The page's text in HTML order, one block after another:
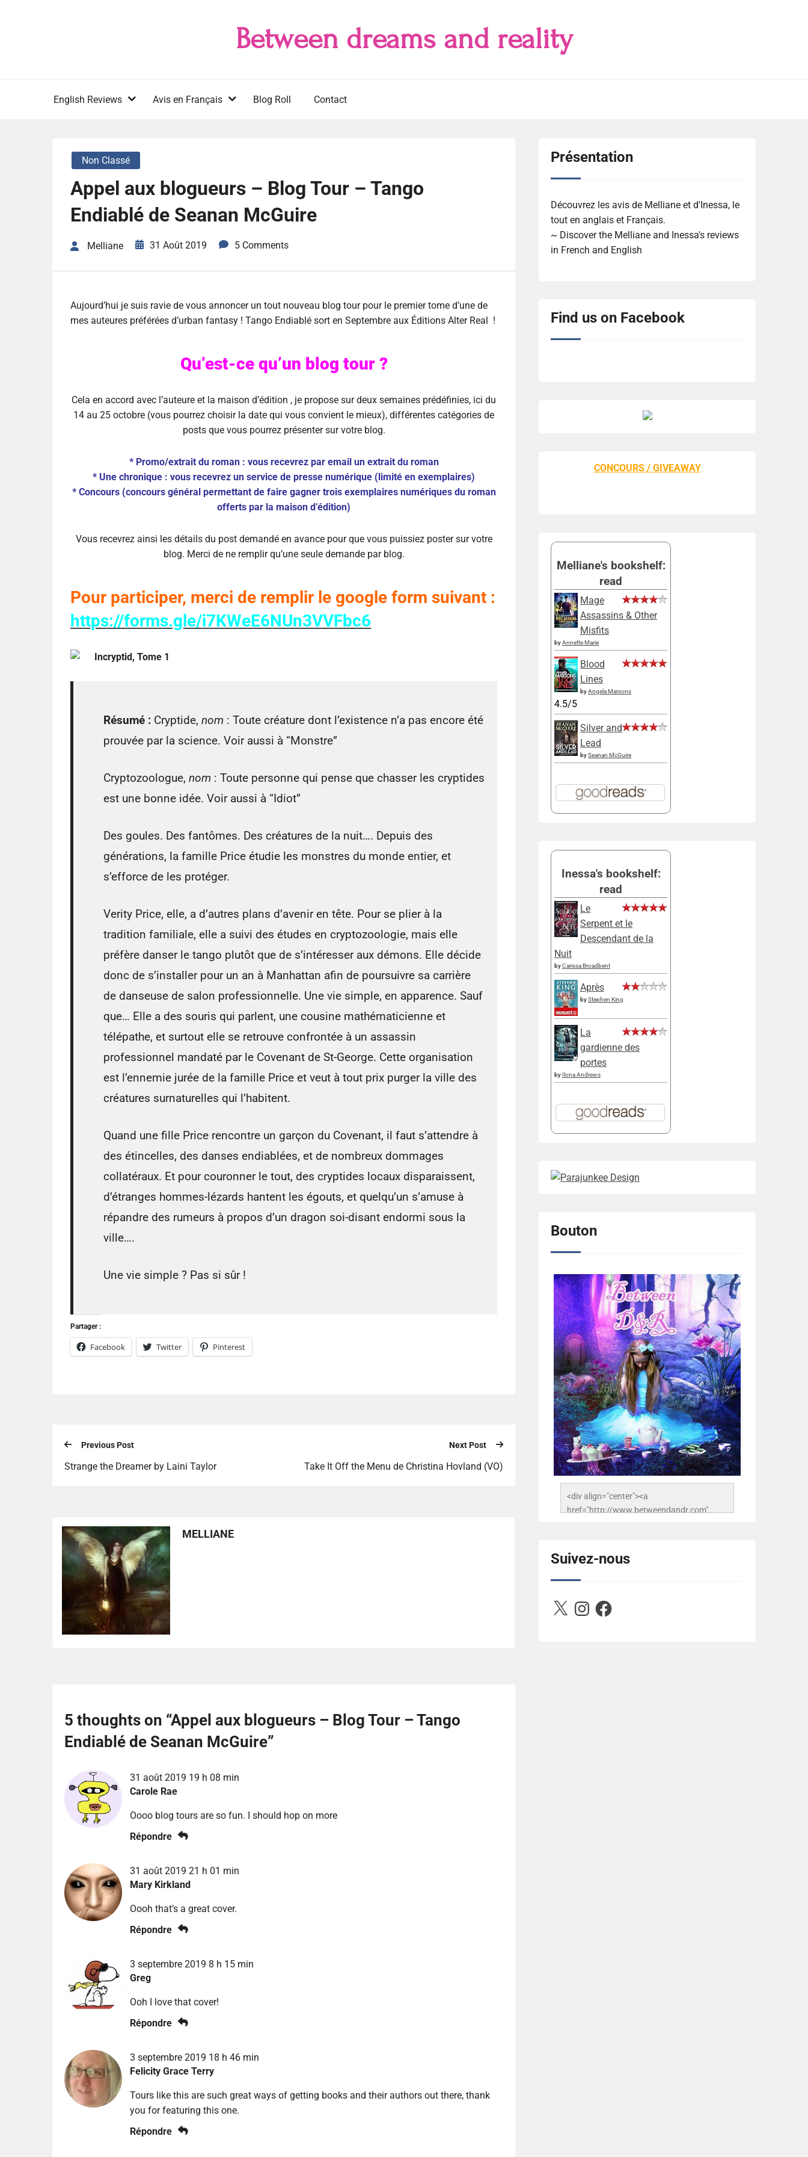
Between dreams and reality
English Reviews Avis en Français Blog Roll Contact
Non Classé
Appel aux blogueurs – Blog Tour – Tango
Endiablé de Seanan McGuire
Melliane 31 Août 2019 5 Comments
Aujourd’hui je suis ravie de vous annoncer un tout nouveau blog tour pour le premier tome d’une de
mes auteures préférées d’urban fantasy ! Tango Endiablé sort en Septembre aux Éditions Alter Real !
Qu’est-ce qu’un blog tour ?
Cela en accord avec l’auteure et la maison d’édition , je propose sur deux semaines prédéfinies, ici du
14 au 25 octobre (vous pourrez choisir la date qui vous convient le mieux), différentes catégories de
posts que vous pourrez présenter sur votre blog.
* Promo/extrait du roman : vous recevrez par email un extrait du roman
* Une chronique : vous recevrez un service de presse numérique (limité en exemplaires)
* Concours (concours général permettant de faire gagner trois exemplaires numériques du roman
offerts par la maison d’édition)
Vous recevrez ainsi les détails du post demandé en avance pour que vous puissiez poster sur votre
blog. Merci de ne remplir qu’une seule demande par blog.
Pour participer, merci de remplir le google form suivant :
https://forms.gle/i7KWeE6NUn3VVFbc6
Incryptid, Tome 1
Résumé : Cryptide, nom : Toute créature dont l’existence n’a pas encore été
prouvée par la science. Voir aussi à “Monstre”
Cryptozoologue, nom : Toute personne qui pense que chasser les cryptides
est une bonne idée. Voir aussi à “Idiot”
Des goules. Des fantômes. Des créatures de la nuit…. Depuis des
générations, la famille Price étudie les monstres du monde entier, et
s’efforce de les protéger.
Verity Price, elle, a d’autres plans d’avenir en tête. Pour se plier à la
tradition familiale, elle a suivi des études en cryptozoologie, mais elle
préfère danser le tango plutôt que de s’intéresser aux démons. Elle décide
donc de s’installer pour un an à Manhattan afin de poursuivre sa carrière
de danseuse de salon professionnelle. Une vie simple, en apparence. Sauf
que… Elle a des souris qui parlent, une cousine mathématicienne et
télépathe, et surtout elle se retrouve confrontée à un assassin
professionnel mandaté par le Covenant de St-George. Cette organisation
est l’ennemie jurée de la famille Price et veut à tout prix purger la ville des
créatures surnaturelles qui l’habitent.
Quand une fille Price rencontre un garçon du Covenant, il faut s’attendre à
des étincelles, des danses endiablées, et de nombreux dommages
collatéraux. Et pour couronner le tout, des cryptides locaux disparaissent,
d’étranges hommes-lézards hantent les égouts, et quelqu’un s’amuse à
répandre des rumeurs à propos d’un dragon soi-disant endormi sous la
ville….
Une vie simple ? Pas si sûr !
Partager :
Facebook Twitter Pinterest
Previous Post
Strange the Dreamer by Laini Taylor
Next Post
Take It Off the Menu de Christina Hovland (VO)
MELLIANE
5 thoughts on “Appel aux blogueurs – Blog Tour – Tango
Endiablé de Seanan McGuire”
31 août 2019 19 h 08 min
Carole Rae
Oooo blog tours are so fun. I should hop on more
Répondre
31 août 2019 21 h 01 min
Mary Kirkland
Oooh that’s a great cover.
Répondre
3 septembre 2019 8 h 15 min
Greg
Ooh I love that cover!
Répondre
3 septembre 2019 18 h 46 min
Felicity Grace Terry
Tours like this are such great ways of getting books and their authors out there, thank
you for featuring this one.
Répondre
Présentation
Découvrez les avis de Melliane et d'Inessa, le
tout en anglais et Français.
~ Discover the Melliane and Inessa's reviews
in French and English
Find us on Facebook
CONCOURS / GIVEAWAY
Melliane's bookshelf:
read
Mage
Assassins & Other
Misfits
byAnnette Marie
Blood
Lines
byAngela Marsons
4.5/5
Silver and
Lead
bySeanan McGuire
Inessa's bookshelf:
read
Le
Serpent et le
Descendant de la
Nuit
byCarissa Broadbent
Après
byStephen King
La
gardienne des
portes
by Ilona Andrews
Bouton
<div align="center"><a
href="http://www.betweendandr.com"
503716673157532-
2788222864243652657-n.jpg"
alt="Between D&R" style="border:none;" />
Suivez-nous
X InstagramFacebook